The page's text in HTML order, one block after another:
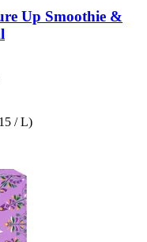
Up Smoothie &
/ L)